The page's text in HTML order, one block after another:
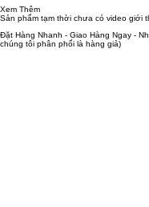
Xem Thêm
Sản phẩm tạm thời chưa có video giới
Đặt Hàng Nhanh - Giao Hàng Ngay -
chúng tôi phân phối là hàng giả)